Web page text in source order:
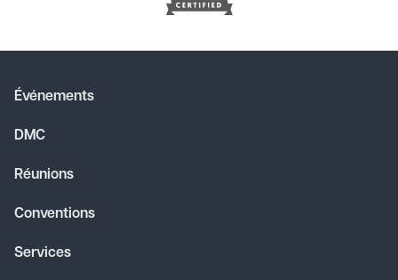
Événements
DMC
Réunions
Conventions
Services